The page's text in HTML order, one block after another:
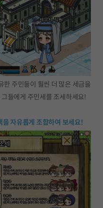
한 주민들이 훨씬 더 많은 세금을
들에게 주민세를 조세하세요!
을 자유롭게 조합하여 보세요!